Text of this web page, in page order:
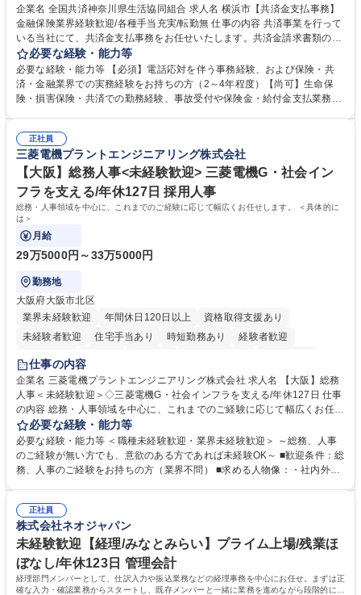
企業名 全国共済神奈川県生活協同組合 求人名 横浜市【共済金支払事務】
金融保険業界経験歓迎/各種手当充実/転勤無 仕事の内容 共済事業を行って
いる当社にて、共済金支払事務をお任せいたします。共済金請求書類の受
付・内容確認・審査・データ入力のほか、加入者様や医療機関等からの問
い合わせ電話対応や書類発送等を担当します。 ■共済金請求書類の受付、
内容確認、および共済金支払に関する審査・事務処理業務全般を担当 ■専
用システムへのデータ入力、各種必要書類の作成・発送作業 ■加入者様や
指定する業務 募集職種 横浜市【共済金支払事務】金融保険業界経験歓迎/
各種手当充実/転勤無
必要な経験・能力等
必要な経験・能力等 【必須】電話応対を伴う事務経験、および保険・共
済・金融業界での実務経験をお持ちの方（2～4年程度）【尚可】生命保
険・損害保険・共済での勤務経験、事故受付や保険金・給付金支払業務経
務へのキャリアチェンジ希望者も大歓迎です！ 学歴・資格 学歴：大学院
大学 高専 短大 専修学校 高校 語学力： 資格：
正社員
三菱電機プラントエンジニアリング株式会社
【大阪】総務人事<未経験歓迎> 三菱電機G・社会イン
フラを支える/年休127日 採用人事
総務・人事領域を中心に、これまでのご経験に応じて幅広くお任せします。 ＜具体的に
は＞
月給
29万5000円～33万5000円
勤務地
大阪府大阪市北区
業界未経験歓迎
年間休日120日以上
資格取得支援あり
未経験者歓迎
住宅手当あり 時短勤務あり
経験者歓迎
退職金あり
駅近5分以内
土日祝休み 服装自由 寮・社宅あり 食事補助あり
仕事の内容
企業名 三菱電機プラントエンジニアリング株式会社 求人名 【大阪】総務
人事＜未経験歓迎＞◇三菱電機G・社会インフラを支える/年休127日 仕事
の内容 総務・人事領域を中心に、これまでのご経験に応じて幅広くお任せ
します。 ＜具体的には＞ ・総務/人事労務（給与・社保・勤怠管理など）
・採用・教育研修 ・福利厚生運用 など ※基本的には事務所勤務ですが、
採用や教育等の業務内容により、関西圏以外への日帰り・宿泊を伴う国内
出張もございます。 ※担当業務を持ちつつ、お互いに助け合いながら、総
必要な経験・能力等
必要な経験・能力等 ＜職種未経験歓迎・業界未経験歓迎＞ ～総務、人事
のご経験が無い方でも、意欲のある方であれば未経験OK～ ■歓迎条件：総
務、人事のご経験をお持ちの方（業界不問） ■求める人物像：・社内外の
正社員
株式会社ネオジャパン
未経験歓迎【経理/みなとみらい】プライム上場/残業ほ
ぼなし/年休123日 管理会計
経理部門メンバーとして、仕訳入力や振込業務などの経理事務を中心にお任せ。まずは正
確な入力・確認業務からスタートし、既存メンバーと一緒に業務を進めながら段階的に経